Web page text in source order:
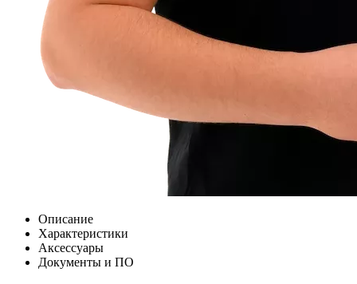
Описание
Характеристики
Аксессуары
Документы и ПО